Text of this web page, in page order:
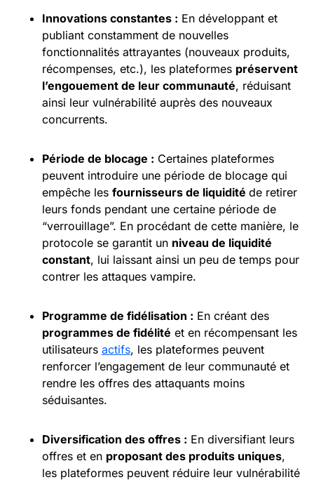
Innovations constantes : En développant et
publiant constamment de nouvelles
fonctionnalités attrayantes (nouveaux produits,
récompenses, etc.), les plateformes préservent
l’engouement de leur communauté, réduisant
ainsi leur vulnérabilité auprès des nouveaux
concurrents.
Période de blocage : Certaines plateformes
peuvent introduire une période de blocage qui
empêche les fournisseurs de liquidité de retirer
leurs fonds pendant une certaine période de
“verrouillage”. En procédant de cette manière, le
protocole se garantit un niveau de liquidité
constant, lui laissant ainsi un peu de temps pour
contrer les attaques vampire.
Programme de fidélisation : En créant des
programmes de fidélité et en récompensant les
utilisateurs actifs, les plateformes peuvent
renforcer l’engagement de leur communauté et
rendre les offres des attaquants moins
séduisantes.
Diversification des offres : En diversifiant leurs
offres et en proposant des produits uniques,
les plateformes peuvent réduire leur vulnérabilité